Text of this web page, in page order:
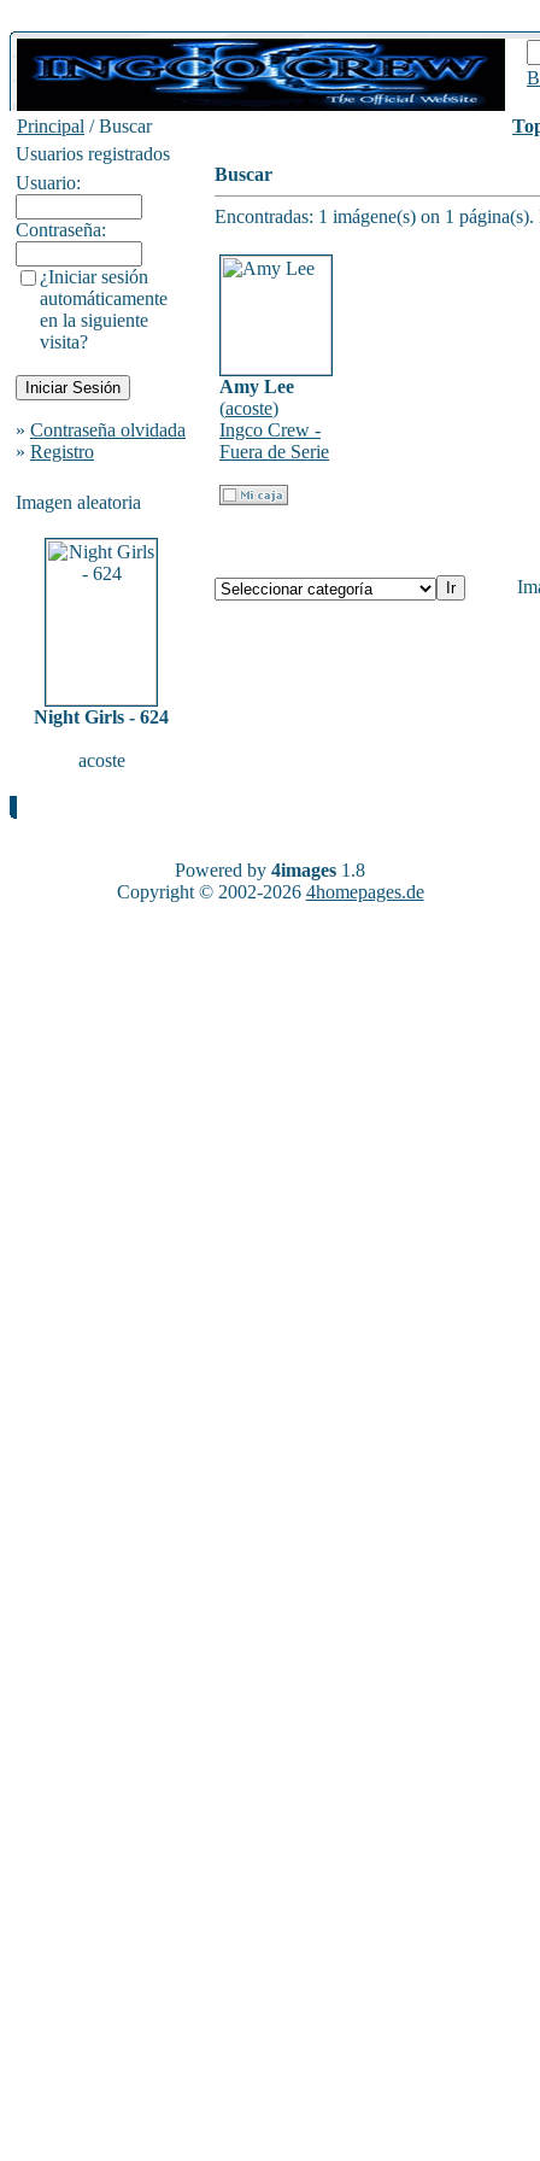
Principal / Buscar
Usuarios registrados
Usuario:
Contraseña:
¿Iniciar sesión
automáticamente
en la siguiente
visita?
» Contraseña olvidada
» Registro
Imagen aleatoria
Night Girls - 624
acoste
Buscar
Encontradas: 1 imágene(s) on 1
Amy Lee
(acoste)
Ingco Crew -
Fuera de Serie
Powered by 4images 1.8
Copyright © 2002-2026 4homepages.de